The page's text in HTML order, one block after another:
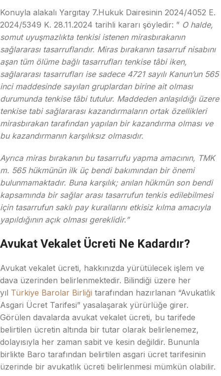
Konuyla alakalı Yargıtay 7.Hukuk Dairesinin 2024/4052 E.
2024/5349 K. 28.11.2024 tarihli kararı şöyledir: ” O halde,
somut uyuşmazlıkta tenkisi istenen mirasbırakanın
sağlararası tasarruflarıdır. Miras bırakanın tasarruf nisabını
aşan tüm ölüme bağlı tasarrufları tenkise tâbi iken,
sağlararası tasarrufları ise sadece 4721 sayılı Kanun’un 565
inci maddesinde sayılan gruplardan birine ait olması
durumunda tenkise tâbi tutulur. Maddeden anlaşıldığı üzere
tenkise tabi sağlararası kazandırmaların ortak özellikleri
mirasbırakan tarafından yapılan bir kazandırma olması ve
bu kazandırmanın karşılıksız olmasıdır.
Ayrıca miras bırakanın bu tasarrufu yapma amacının, TMK
m. 565 hükmünün ilk üç bendi bakımından bir önemi
bulunmamaktadır. Buna karşılık; anılan hükmün son bendi
kapsamında bir sağlar arası tasarrufun tenkis edilebilmesi
için tasarrufun saklı pay kurallarını etkisiz kılma amacıyla
yapıldığının açık olması gereklidir.”
Avukat Vekalet Ücreti Ne Kadardır?
Avukat vekalet ücreti, hakkınızda yürütülecek işlem ve
dava üzerinden belirlenmektedir. Bilindiği üzere her
yıl Türkiye Barolar Birliği tarafından hazırlanan “Avukatlık
Asgari Ücret Tarifesi” yasalaşarak yürürlüğe girer.
Görülen davalarda avukat vekalet ücreti, bu tarifede
belirtilen ücretin altında bir tutar olarak belirlenemez,
dolayısıyla her zaman sabit ve kesin değildir. Bununla
birlikte Baro tarafından belirtilen asgari ücret tarifesinin
üzerinde bir avukatlık ücreti belirlenmesi mümkün olabilir.